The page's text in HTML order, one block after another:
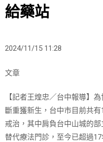
給藥站
2024/11/15 11:28
文章
【記者王煌忠／台中報導】
斷重獲新生，台中市目前共
戒治，其中肩負台中山城的
替代療法門診，至今已超過